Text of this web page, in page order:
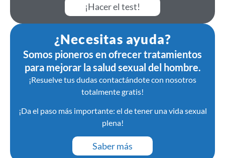
¡Hacer el test!
¿Necesitas ayuda?
Somos pioneros en ofrecer tratamientos
para mejorar la salud sexual del hombre.
¡Resuelve tus dudas contactándote con nosotros
totalmente gratis!
¡Da el paso más importante: el de tener una vida sexual
plena!
Saber más